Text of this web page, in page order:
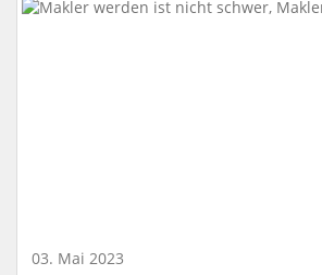
03. Mai 2023